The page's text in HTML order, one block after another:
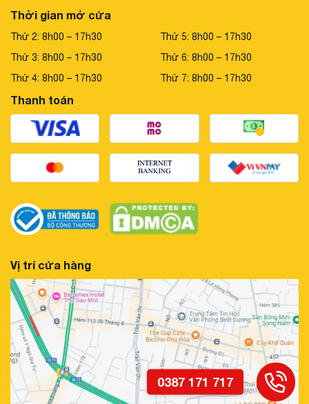
Thời gian mở cửa
Thứ 2: 8h00 – 17h30
Thứ 3: 8h00 – 17h30
Thứ 4: 8h00 – 17h30
Thứ 5: 8h00 – 17h30
Thứ 6: 8h00 – 17h30
Thứ 7: 8h00 – 17h30
Thanh toán
Vị trí cửa hàng